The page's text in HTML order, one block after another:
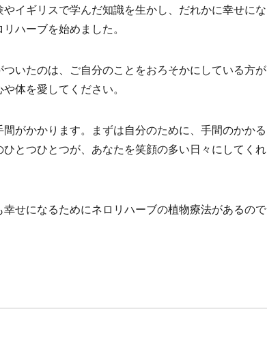
イギリスで学んだ知識を生かし、だれかに幸せにな
ハーブを始めました。
いたのは、ご自分のことをおろそかにしている方が
体を愛してください。
がかかります。まずは自分のために、手間のかかる
とつひとつが、あなたを笑顔の多い日々にしてくれ
せになるためにネロリハーブの植物療法があるので